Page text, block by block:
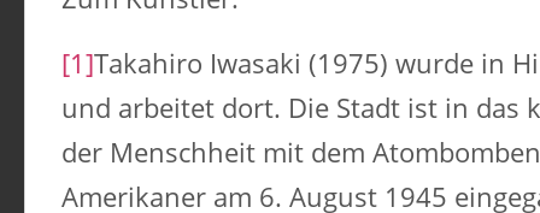
[1]Takahiro Iwasaki (1975) wurde in
und arbeitet dort. Die Stadt ist in das
der Menschheit mit dem
Amerikaner am 6. August 1945